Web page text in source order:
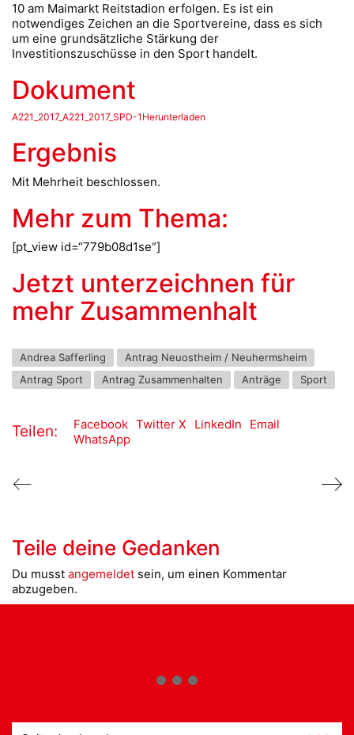
10 am Maimarkt Reitstadion erfolgen. Es ist ein
notwendiges Zeichen an die Sportvereine, dass es sich
um eine grundsätzliche Stärkung der
Investitionszuschüsse in den Sport handelt.
Dokument
A221_2017_A221_2017_SPD-1Herunterladen
Ergebnis
Mit Mehrheit beschlossen.
Mehr zum Thema:
[pt_view id=“779b08d1se“]
Jetzt unterzeichnen für
mehr Zusammenhalt
Andrea Safferling
Antrag Neuostheim / Neuhermsheim
Antrag Sport
Antrag Zusammenhalten Anträge Sport
Teilen: Facebook Twitter X LinkedIn
Email
WhatsApp
Teile deine Gedanken
Du musst angemeldet sein, um einen Kommentar
abzugeben.